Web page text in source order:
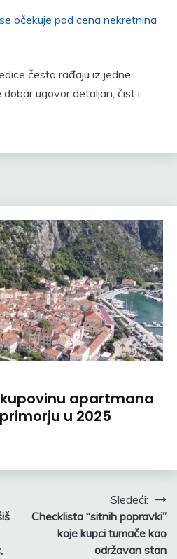
očekuje pad cena nekretnina
često rađaju iz jedne
ugovor detaljan, čist i
apartmana
u 2025
Sledeći:
Checklista “sitnih popravki”
koje kupci tumače kao
održavan stan